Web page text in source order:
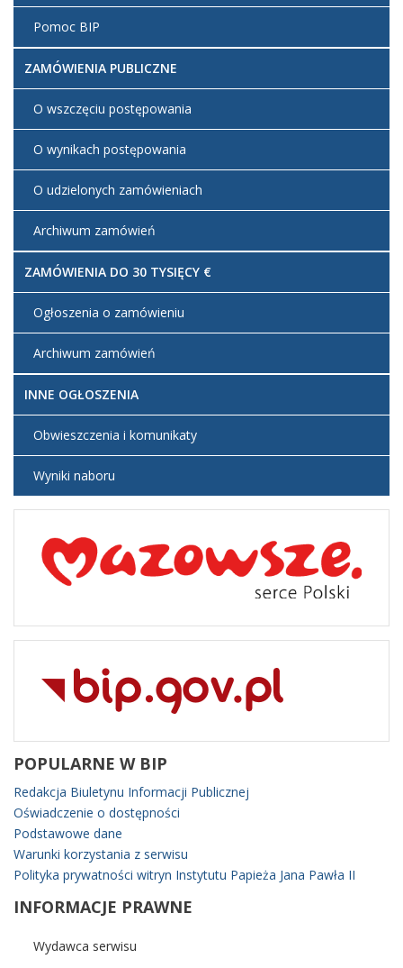
Pomoc BIP
ZAMÓWIENIA PUBLICZNE
O wszczęciu postępowania
O wynikach postępowania
O udzielonych zamówieniach
Archiwum zamówień
ZAMÓWIENIA DO 30 TYSIĘCY €
Ogłoszenia o zamówieniu
Archiwum zamówień
INNE OGŁOSZENIA
Obwieszczenia i komunikaty
Wyniki naboru
POPULARNE W BIP
Redakcja Biuletynu Informacji Publicznej
Oświadczenie o dostępności
Podstawowe dane
Warunki korzystania z serwisu
Polityka prywatności witryn Instytutu Papieża Jana Pawła II
INFORMACJE PRAWNE
Wydawca serwisu